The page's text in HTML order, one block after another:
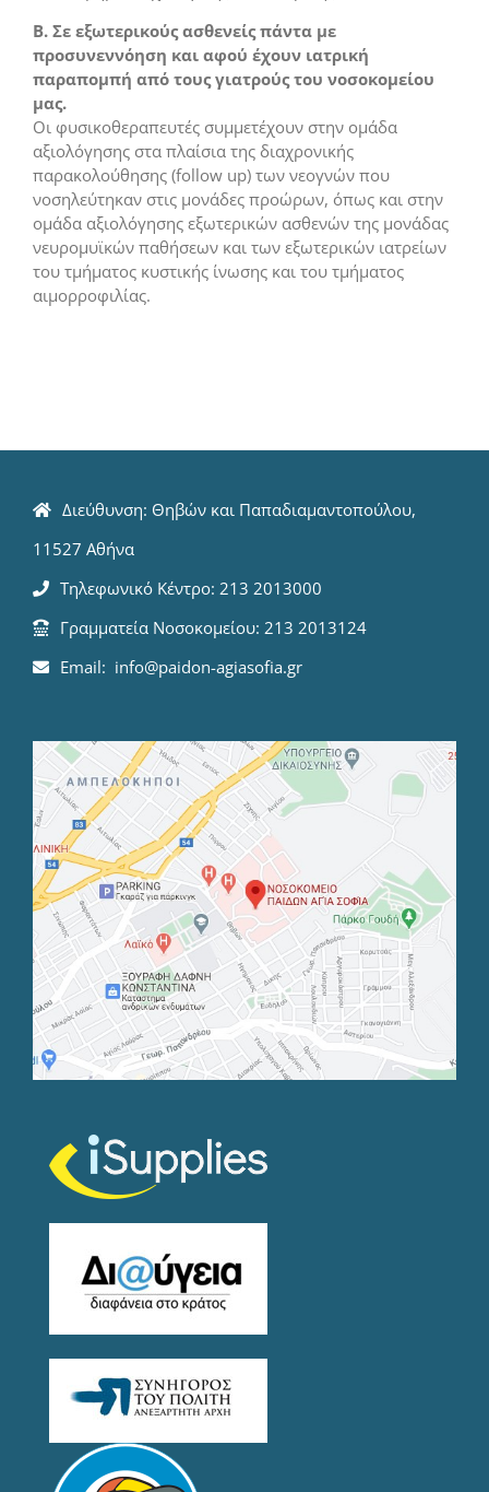
Β. Σε εξωτερικούς ασθενείς πάντα με
προσυνεννόηση και αφού έχουν ιατρική
παραπομπή από τους γιατρούς του νοσοκομείου
μας.
Οι φυσικοθεραπευτές συμμετέχουν στην ομάδα
αξιολόγησης στα πλαίσια της διαχρονικής
παρακολούθησης (follow up) των νεογνών που
νοσηλεύτηκαν στις μονάδες προώρων, όπως και στην
ομάδα αξιολόγησης εξωτερικών ασθενών της μονάδας
νευρομυϊκών παθήσεων και των εξωτερικών ιατρείων
του τμήματος κυστικής ίνωσης και του τμήματος
αιμορροφιλίας.
Διεύθυνση: Θηβών και Παπαδιαμαντοπούλου,
11527 Αθήνα
Τηλεφωνικό Κέντρο: 213 2013000
Γραμματεία Νοσοκομείου: 213 2013124
Email: info@paidon-agiasofia.gr